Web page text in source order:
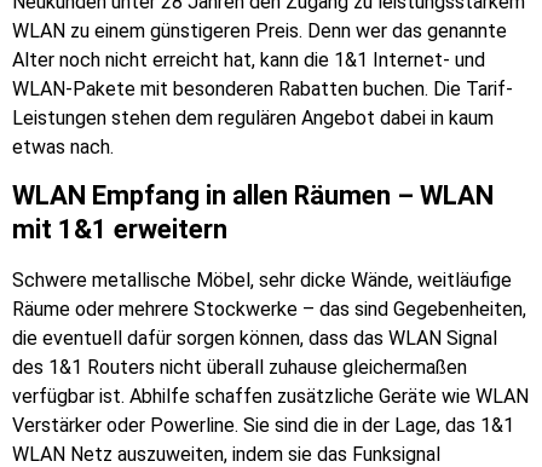
WLAN zu einem günstigeren Preis. Denn wer das genannte
Alter noch nicht erreicht hat, kann die 1&1 Internet- und
WLAN-Pakete mit besonderen Rabatten buchen. Die Tarif-
Leistungen stehen dem regulären Angebot dabei in kaum
etwas nach.
WLAN Empfang in allen Räumen – WLAN
mit 1&1 erweitern
Schwere metallische Möbel, sehr dicke Wände, weitläufige
Räume oder mehrere Stockwerke – das sind Gegebenheiten,
die eventuell dafür sorgen können, dass das WLAN Signal
des 1&1 Routers nicht überall zuhause gleichermaßen
verfügbar ist. Abhilfe schaffen zusätzliche Geräte wie WLAN
Verstärker oder Powerline. Sie sind die in der Lage, das 1&1
WLAN Netz auszuweiten, indem sie das Funksignal